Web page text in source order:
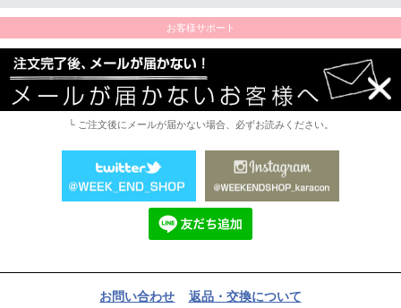
お客様サポート
└ ご注文後にメールが届かない場合、必ずお読みください。
お問い合わせ 返品・交換について